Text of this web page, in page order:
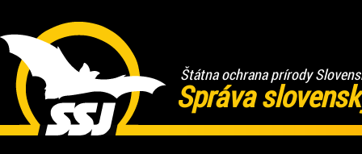
Štátna ochrana prírody
Správa